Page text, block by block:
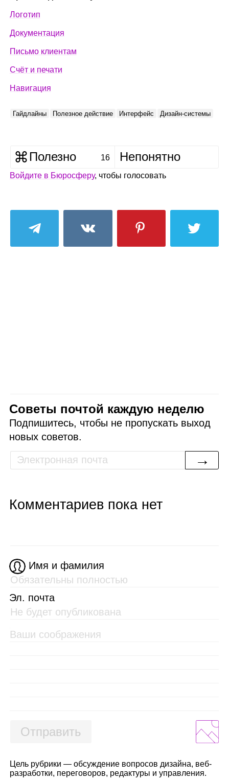
Логотип
Документация
Письмо клиентам
Счёт и печати
Навигация
Гайдлайны Полезное действие Интерфейс Дизайн‑системы
Полезно 16 Непонятно
Войдите в Бюросферу, чтобы голосовать
Советы почтой каждую неделю
Подпишитесь, чтобы не пропускать выход
новых советов.
→
Комментариев пока нет
Имя и фамилия
Эл. почта
Отправить
Цель рубрики — обсуждение вопросов дизайна, веб-
разработки, переговоров, редактуры и управления.